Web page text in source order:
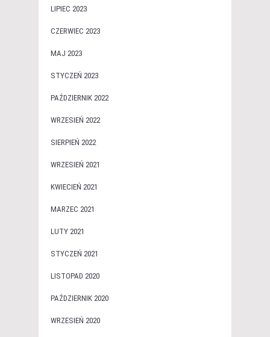
LIPIEC 2023
CZERWIEC 2023
MAJ 2023
STYCZEŃ 2023
PAŹDZIERNIK 2022
WRZESIEŃ 2022
SIERPIEŃ 2022
WRZESIEŃ 2021
KWIECIEŃ 2021
MARZEC 2021
LUTY 2021
STYCZEŃ 2021
LISTOPAD 2020
PAŹDZIERNIK 2020
WRZESIEŃ 2020